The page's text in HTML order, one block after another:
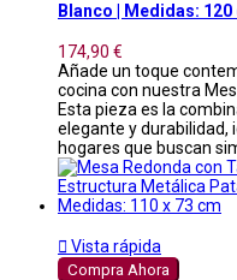
Blanco | Medidas: 120
174,90 €
Añade un toque
cocina con nuestra
Esta pieza es la
elegante y durabilidad,
hogares que buscan
 Vista rápida
Compra Ahora